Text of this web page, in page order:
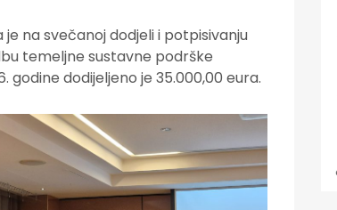
je na svečanoj dodjeli i potpisivanju
temeljne sustavne podrške
godine dodijeljeno je 35.000,00 eura.